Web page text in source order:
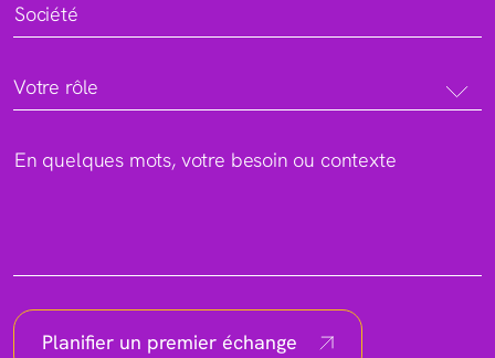
Société
Votre rôle
En quelques mots, votre besoin ou contexte
Planifier un premier échange